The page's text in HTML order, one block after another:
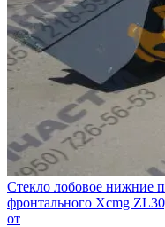
Стекло лобовое нижние
фронтального Хcmg
от